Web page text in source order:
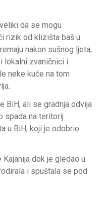
da se mogu
rizik od klizišta baš u
nakon sušnog ljeta,
lokalni zvaničnici i
neke kuće na tom
BiH, ali se gradnja odvija
spada na teritorij
u BiH, koji je odobrio
Kajanija dok je gledao u
i spuštala se pod